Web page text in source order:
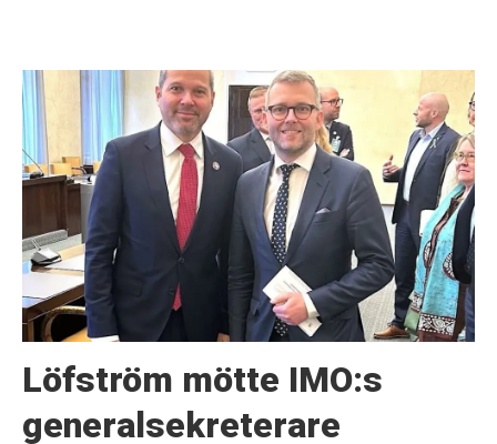
Löfström mötte IMO:s
generalsekreterare